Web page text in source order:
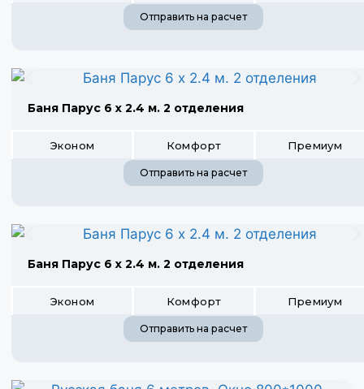
Отправить на расчет
Баня Парус 6 х 2.4 м. 2 отделения
Эконом Комфорт Премиум
Отправить на расчет
Баня Парус 6 х 2.4 м. 2 отделения
Эконом Комфорт Премиум
Отправить на расчет